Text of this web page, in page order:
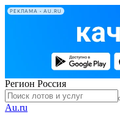
РЕКЛАМА • AU.RU
Регион Россия
Au.ru